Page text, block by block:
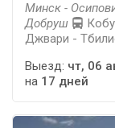
Минск -
Добруш
Джвари -
Выезд: чт, 06
на 17 дней